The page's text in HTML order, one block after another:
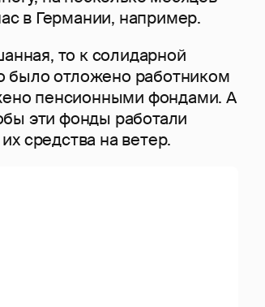
в Германии, например.
то к солидарной
было отложено работником
пенсионными фондами. А
эти фонды работали
средства на ветер.